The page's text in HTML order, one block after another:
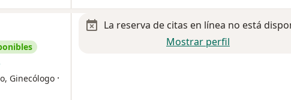
Ginecólogo ·
La reserva de citas en línea no está
Mostrar perfil